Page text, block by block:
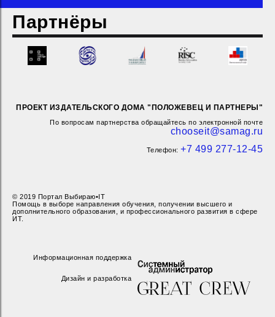
Партнёры
ПРОЕКТ ИЗДАТЕЛЬСКОГО ДОМА "ПОЛОЖЕВЕЦ И ПАРТНЕРЫ"
По вопросам партнерства обращайтесь по электронной почте
chooseit@samag.ru
Телефон: +7 499 277-12-45
© 2019 Портал Выбираю•IT
Помощь в выборе направления обучения, получении высшего и
дополнительного образования, и профессионального развития в сфере
ИТ.
Информационная поддержка
Дизайн и разработка